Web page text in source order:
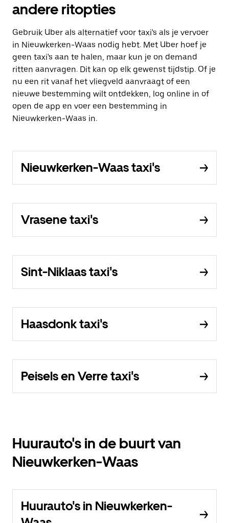
andere ritopties
Gebruik Uber als alternatief voor taxi's als je vervoer
in Nieuwkerken-Waas nodig hebt. Met Uber hoef je
geen taxi's aan te halen, maar kun je on demand
ritten aanvragen. Dit kan op elk gewenst tijdstip. Of je
nu een rit vanaf het vliegveld aanvraagt of een
nieuwe bestemming wilt ontdekken, log online in of
open de app en voer een bestemming in
Nieuwkerken-Waas in.
Nieuwkerken-Waas taxi's
Vrasene taxi's
Sint-Niklaas taxi's
Haasdonk taxi's
Peisels en Verre taxi's
Huurauto's in de buurt van
Nieuwkerken-Waas
Huurauto's in Nieuwkerken-